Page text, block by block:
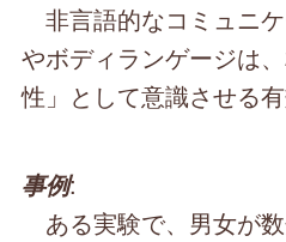
非言語的なコミュニ
やボディランゲージは
性」として意識させる有
事例:
ある実験で、男女が